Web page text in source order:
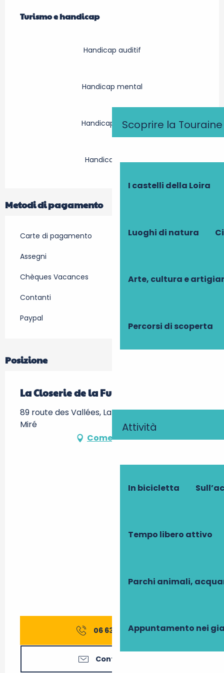
Scoprire la Touraine
I castelli della Loira
Luoghi di natura
Arte, cultura e
Percorsi di scoperta
Attività
In bicicletta
Tempo libero attivo
Parchi animali,
Appuntamento nei
Turismo e handicap
Turismo e handicap
Handicap auditif
Handicap mental
Handicap moteur
Handicap visuel
Metodi di pagamento
Carte di pagamento
Assegni
Chèques Vacances
Contanti
Paypal
Posizione
La Closerie de la Fuye
89 route des Vallées, La Fuye, 37510 Ballan-
Miré
Come arrivare
06 63 95 40▒▒
Contattateci